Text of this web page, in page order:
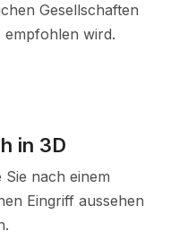
Gesellschaften
wird.
in 3D
Sie nach einem
Eingriff aussehen